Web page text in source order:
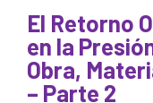
–
Parte
3
El Retorno
en la
Obra,
– Parte 2